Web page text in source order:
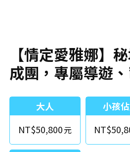
【情定愛雅娜】
成團，專屬導遊、
大人
NT$50,800
小孩